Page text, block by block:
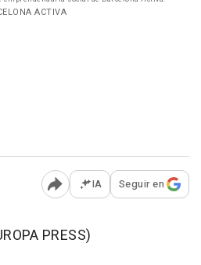
ACTIVA
Abrir opciones para
IA Seguir en
PRESS)